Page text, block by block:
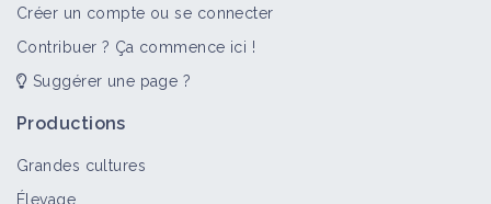
Structure
Créer un compte ou se connecter
Contribuer ? Ça commence ici !
Suggérer une page ?
Productions
Grandes cultures
Élevage